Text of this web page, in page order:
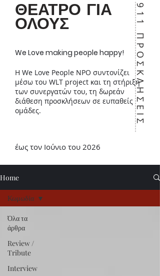
ΘΕΑΤΡΟ ΓΙΑ
ΟΛΟΥΣ
We Love making people happy!
Η We Love People NPO συντονίζει
μέσω του WLT project και τη στήριξη
των συνεργατών του, τη δωρεάν
διάθεση προσκλήσεων σε ευπαθείς
ομάδες.
911 ΠΡΟΣΚΛΗΣΕΙΣ
έως τον Ιούνιο του 2026
Home
Όλα τα
άρθρα
Review /
Tribute
Interview
Κωμωδία